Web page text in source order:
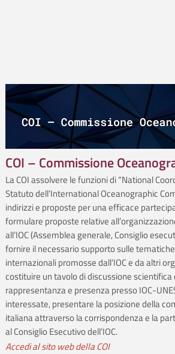
COI – Commissione
La COI assolvere le funzioni di “National
Statuto dell’International Oceanographic
indirizzi e proposte per una efficace
formulare proposte relative
all’IOC (Assemblea generale, Consiglio
fornire il necessario supporto sulle
internazionali promosse dall’IOC e da altri
costituire un tavolo di discussione
rappresentanza e presenza presso IOC-
interessate, presentare la posizione della
italiana attraverso la corrispondenza e la
al Consiglio Esecutivo dell’IOC.
Accedi al sito web della COI